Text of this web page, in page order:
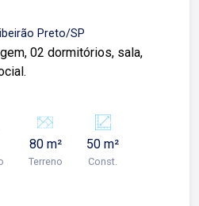
certa, porque para a Lago
portanto, venha
em uma de nossas três
Presidente Vargas, 407,
Preto/SP
02 dormitórios, sala,
80 m²
Terreno
50 m²
Const.